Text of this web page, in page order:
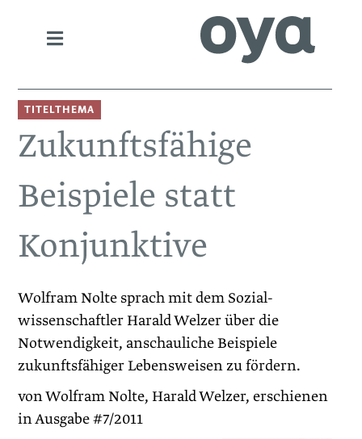
TITELTHEMA
Zukunftsfähige
Beispiele statt
Konjunktive
Wolfram Nolte sprach mit dem Sozial­
wissenschaftler Harald Welzer über die
Notwendigkeit, anschauliche Beispiele
zukunftsfähiger Lebensweisen zu fördern.
von Wolfram Nolte, Harald Welzer, erschienen
in Ausgabe #7/2011